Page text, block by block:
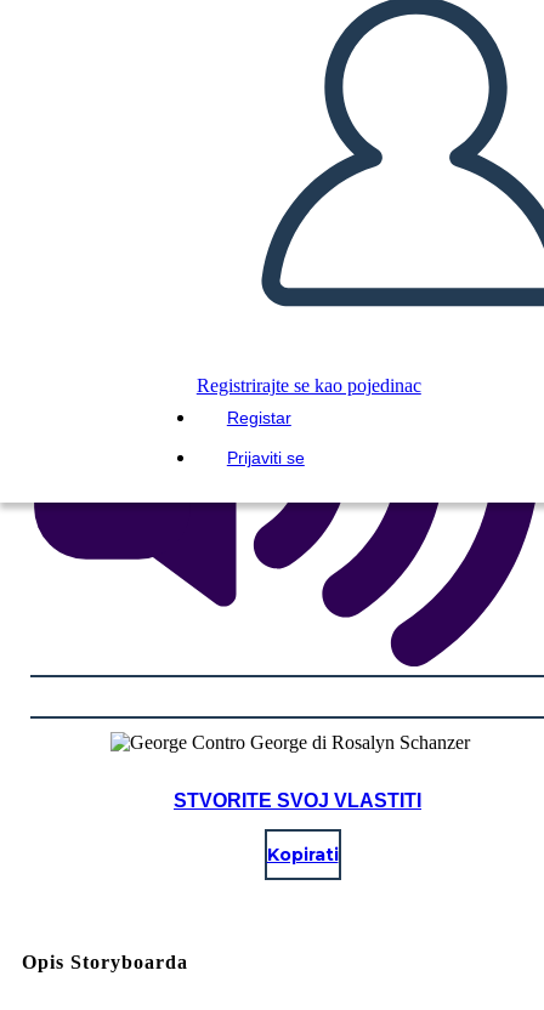
Registrirajte se kao pojedinac
Registar
Prijaviti se
Kopirajte ovaj Storyboard
IZRADITE PLOČU SCENARIJA
REPRODUCIRAJ DIJAPROJEKCIJU
ČITAJ MI
STVORITE SVOJ VLASTITI
Kopirati
Opis Storyboarda